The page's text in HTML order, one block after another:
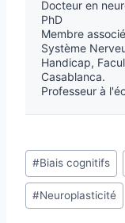
Docteur en
PhD
Membre
Système
Handicap,
Casablanca.
Professeur à
#Biais cognitifs
#Neuroplasticité